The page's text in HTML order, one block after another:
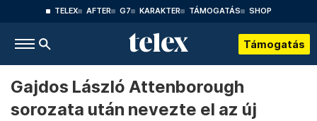
TELEX AFTER G7 KARAKTER TÁMOGATÁS SHOP
Támogatás
Gajdos László Attenborough
sorozata után nevezte el az új